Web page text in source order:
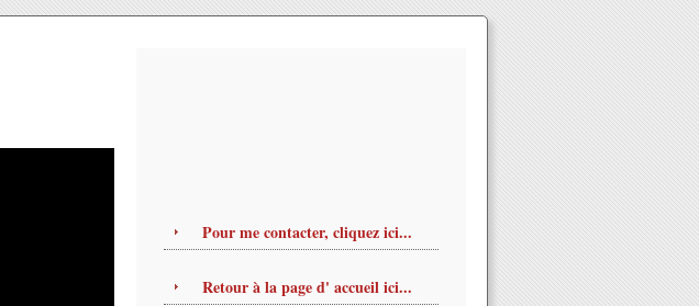
Pour me contacter, cliquez ici...
Retour à la page d' accueil ici...